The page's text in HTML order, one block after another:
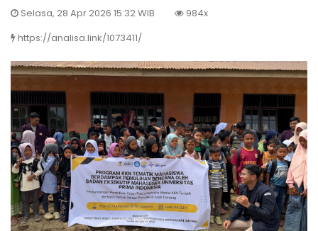
Selasa, 28 Apr 2026 15:32 WIB
984x
https://analisa.link/1073411/